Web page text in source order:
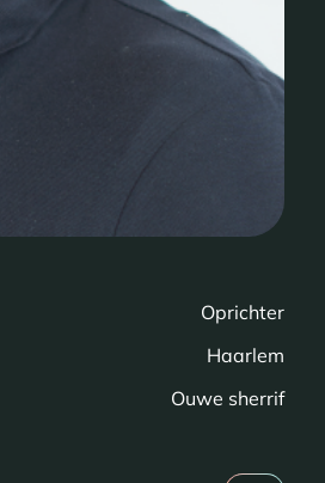
Oprichter
Haarlem
Ouwe sherrif